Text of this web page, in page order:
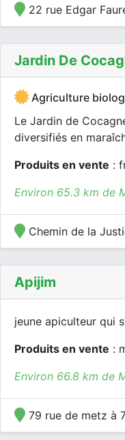
22 rue Edgar
Jardin De
Agriculture
Le Jardin de
diversifiés en
Produits en vente :
Environ 65.3 km de
Chemin de la
Apijim
jeune apiculteur qui
Produits en vente :
Environ 66.8 km de
79 rue de metz à